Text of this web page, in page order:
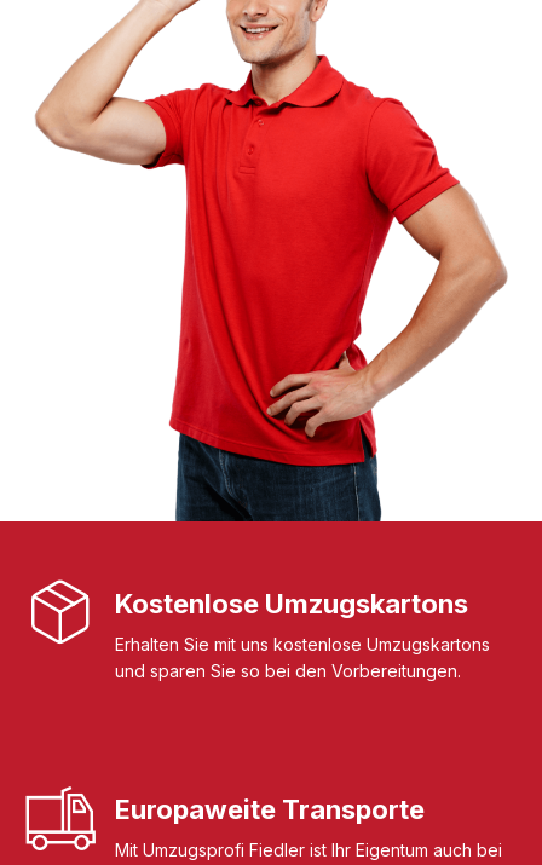
Kostenlose Umzugskartons
Erhalten Sie mit uns kostenlose Umzugskartons
und sparen Sie so bei den Vorbereitungen.
Europaweite Transporte
Mit Umzugsprofi Fiedler ist Ihr Eigentum auch bei